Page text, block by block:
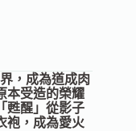
，成為道成肉
本受造的榮耀
甦醒」從影子
袍，成為愛火